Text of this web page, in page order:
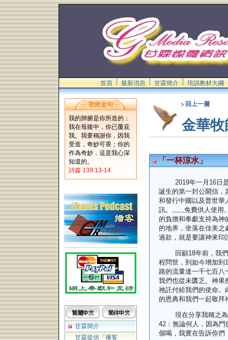
首頁 最新消息 甘霖簡介 培訓教材大綱
聖經金句
我的肺腑是你所造的；
我在母腹中，你已覆庇
我。我要稱謝你，因我
受造，奇妙可畏；你的
作為奇妙，這是我心深
知道的。
詩篇 139:13-14
甘霖簡介
甘霖提供「播客
回上一層
金華
「一杯涼水」
2019年一月 16 日
誕生的第一封公開信，
和發行中國以及普世華
訊。 ,,,,,,免費供人使用
的負擔和奉獻支持為神
的地界，坐落在佳美之
過款，就是要讓神來印
回顧18年前，我
程問世，到如今增加到
路的流量達一千七百八
我們也從未匱乏。神果
祂託付給我們的使命。
的恩典和我們一起敬拜
現在分享我稱之
42 ：無論何人，因為
個喝，我實在告訴你們